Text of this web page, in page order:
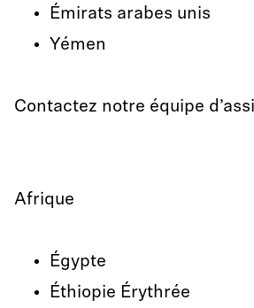
Émirats arabes unis
Yémen
Contactez notre équipe
Afrique
Égypte
Éthiopie Érythrée